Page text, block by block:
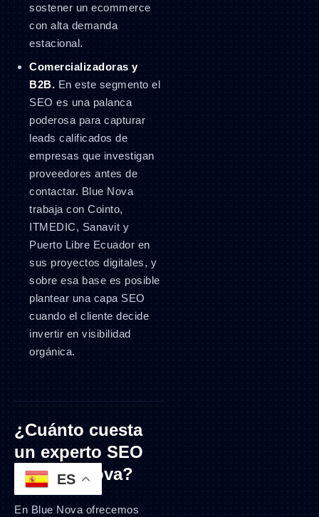
sostener un ecommerce
con alta demanda
estacional.
Comercializadoras y
B2B. En este segmento el
SEO es una palanca
poderosa para capturar
leads calificados de
empresas que investigan
proveedores antes de
contactar. Blue Nova
trabaja con Cointo,
ITMEDIC, Sanavit y
Puerto Libre Ecuador en
sus proyectos digitales, y
sobre esa base es posible
plantear una capa SEO
cuando el cliente decide
invertir en visibilidad
orgánica.
¿Cuánto cuesta
un experto SEO
en Blue Nova?
En Blue Nova ofrecemos
ES